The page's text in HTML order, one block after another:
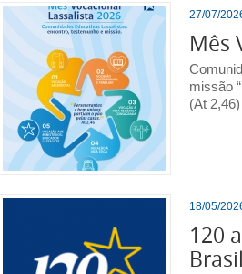
27/07/
Mês
missão
(At 2,46)
18/05/
120
Brasil